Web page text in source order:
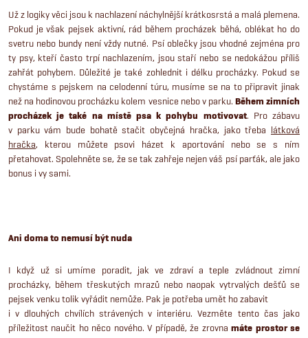
Už z logiky věci jsou k nachlazení náchylnější krátkosrstá a malá plemena.
Pokud je však pejsek aktivní, rád během procházek běhá, oblékat ho do
svetru nebo bundy není vždy nutné. Psí oblečky jsou vhodné zejména pro
ty psy, kteří často trpí nachlazením, jsou staří nebo se nedokážou příliš
zahřát pohybem. Důležité je také zohlednit i délku procházky. Pokud se
chystáme s pejskem na celodenní túru, musíme se na to připravit jinak
než na hodinovou procházku kolem vesnice nebo v parku. Během zimních
procházek je také na místě psa k pohybu motivovat. Pro zábavu
v parku vám bude bohatě stačit obyčejná hračka, jako třeba látková
hračka, kterou můžete psovi házet k aportování nebo se s ním
přetahovat. Spolehněte se, že se tak zahřeje nejen váš psí parťák, ale jako
bonus i vy sami.
Ani doma to nemusí být nuda
I když už si umíme poradit, jak ve zdraví a teple zvládnout zimní
procházky, během třeskutých mrazů nebo naopak vytrvalých dešťů se
pejsek venku tolik vyřádit nemůže. Pak je potřeba umět ho zabavit
i v dlouhých chvílích strávených v interiéru. Vezměte tento čas jako
příležitost naučit ho něco nového. V případě, že zrovnamáte prostor se